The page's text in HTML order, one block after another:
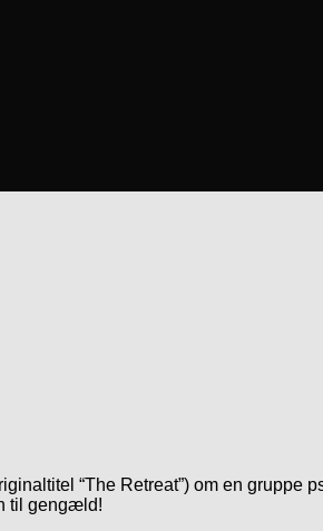
“The Retreat”) om en gruppe
til gengæld!